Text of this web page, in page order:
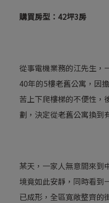
購買房型：42坪3房
從事電機業務的江先生，
40年的5樓老舊公寓，因
苦上下爬樓梯的不便性，
劃，決定從老舊公寓換到
某天，一家人無意間來到
境竟如此安靜，同時看到
已成形，全區寬敞整齊的